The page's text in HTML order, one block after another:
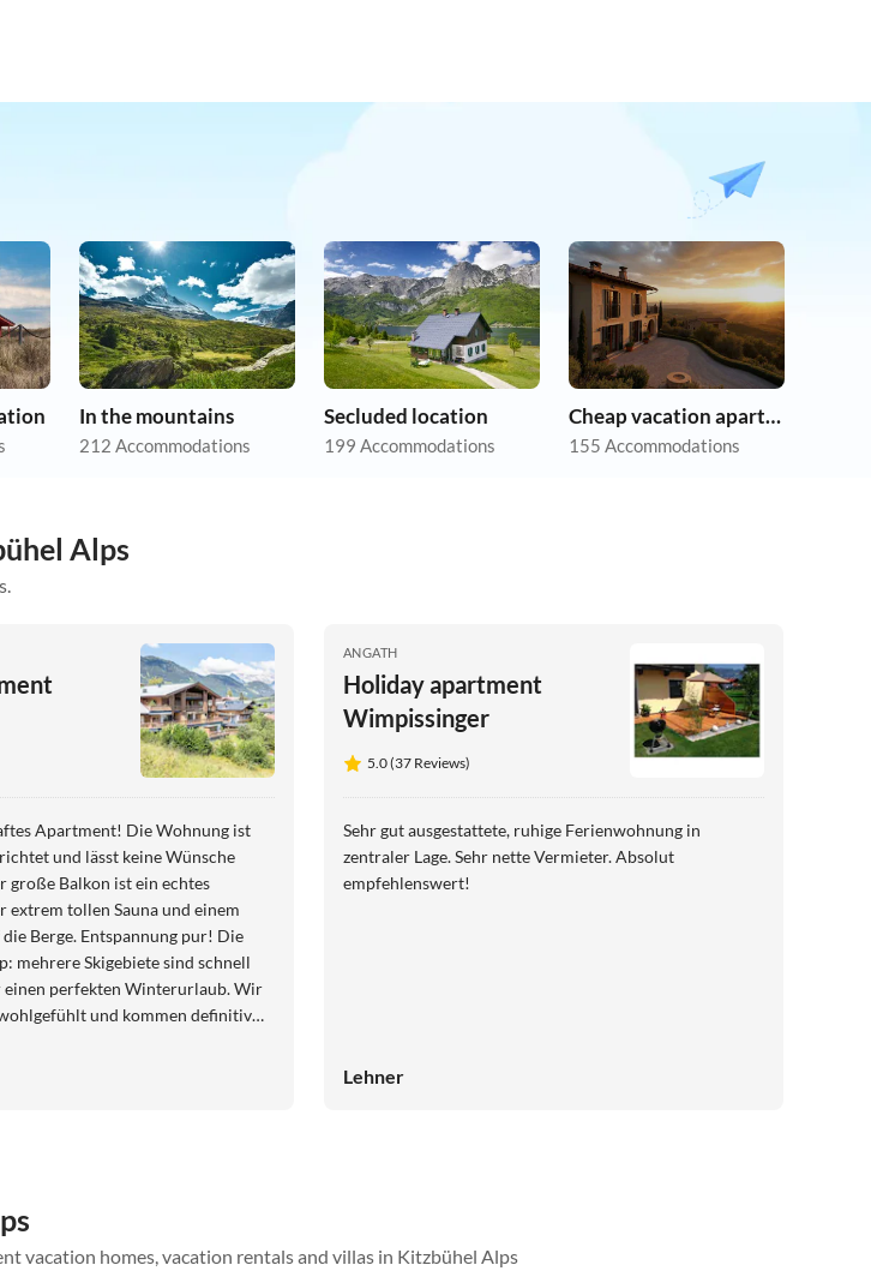
In the mountains
212 Accommodations
Secluded location
199 Accommodations
Cheap vacation apartments
155 Accommodations
Alps
Apartment! Die Wohnung ist
und lässt keine Wünsche
große Balkon ist ein echtes
extrem tollen Sauna und einem
Berge. Entspannung pur! Die
mehrere Skigebiete sind schnell
perfekten Winterurlaub. Wir
und kommen definitiv
ANGATH
Holiday apartment
Wimpissinger
5.0 (37 Reviews)
Sehr gut ausgestattete, ruhige Ferienwohnung in
zentraler Lage. Sehr nette Vermieter. Absolut
empfehlenswert!
Lehner
vacation homes, vacation rentals and villas in Kitzbühel Alps